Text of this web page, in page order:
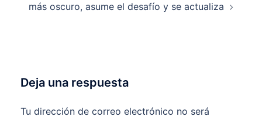
más oscuro, asume el desafío y se actualiza
Deja una respuesta
Tu dirección de correo electrónico no será